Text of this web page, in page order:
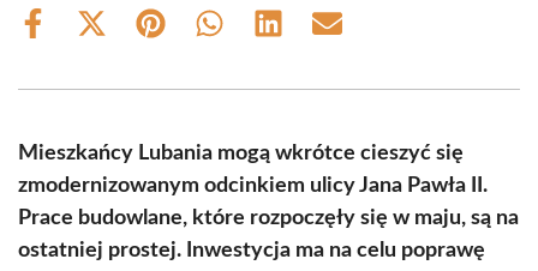
Share
Share
(Twitter)
Share Share Share Share
Mieszkańcy Lubania mogą wkrótce cieszyć się
zmodernizowanym odcinkiem ulicy Jana Pawła II.
Prace budowlane, które rozpoczęły się w maju, są na
ostatniej prostej. Inwestycja ma na celu poprawę